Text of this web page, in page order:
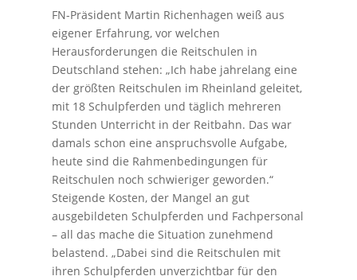
FN-Präsident Martin Richenhagen weiß aus
eigener Erfahrung, vor welchen
Herausforderungen die Reitschulen in
Deutschland stehen: „Ich habe jahrelang eine
der größten Reitschulen im Rheinland geleitet,
mit 18 Schulpferden und täglich mehreren
Stunden Unterricht in der Reitbahn. Das war
damals schon eine anspruchsvolle Aufgabe,
heute sind die Rahmenbedingungen für
Reitschulen noch schwieriger geworden.“
Steigende Kosten, der Mangel an gut
ausgebildeten Schulpferden und Fachpersonal
– all das mache die Situation zunehmend
belastend. „Dabei sind die Reitschulen mit
ihren Schulpferden unverzichtbar für den